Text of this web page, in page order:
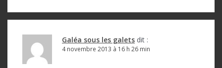
Galéa sous les galets dit :
4 novembre 2013 à 16 h 26 min